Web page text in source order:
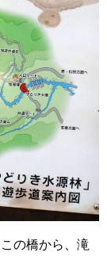
の橋から、滝